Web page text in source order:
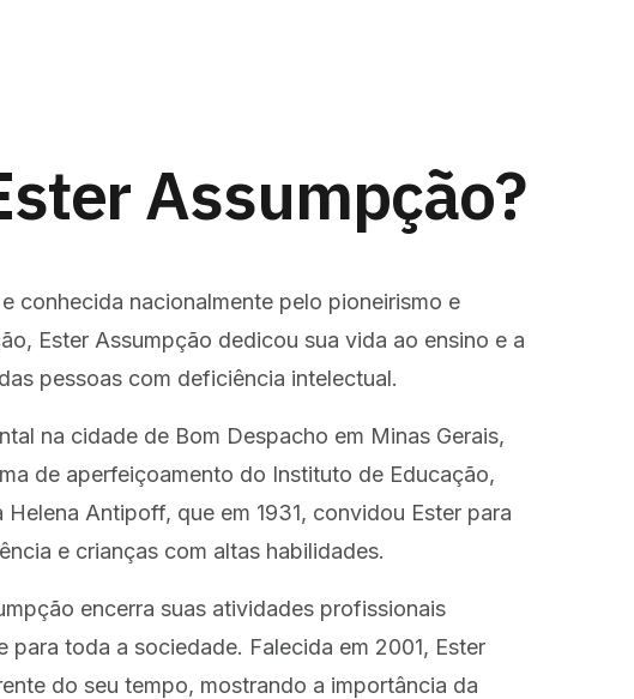
Assumpção?
conhecida nacionalmente pelo pioneirismo e
Ester Assumpção dedicou sua vida ao ensino e a
pessoas com deficiência intelectual.
na cidade de Bom Despacho em Minas Gerais,
de aperfeiçoamento do Instituto de Educação,
Antipoff, que em 1931, convidou Ester para
e crianças com altas habilidades.
encerra suas atividades profissionais
para toda a sociedade. Falecida em 2001, Ester
do seu tempo, mostrando a importância da